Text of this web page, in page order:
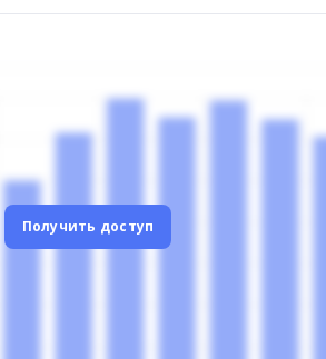
Получить доступ